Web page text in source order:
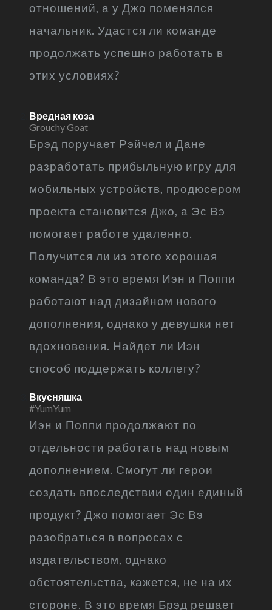
отношений, а у Джо поменялся
начальник. Удастся ли команде
продолжать успешно работать в
этих условиях?
Вредная коза
Grouchy Goat
Брэд поручает Рэйчел и Дане
разработать прибыльную игру для
мобильных устройств, продюсером
проекта становится Джо, а Эс Вэ
помогает работе удаленно.
Получится ли из этого хорошая
команда? В это время Иэн и Поппи
работают над дизайном нового
дополнения, однако у девушки нет
вдохновения. Найдет ли Иэн
способ поддержать коллегу?
Вкусняшка
#YumYum
Иэн и Поппи продолжают по
отдельности работать над новым
дополнением. Смогут ли герои
создать впоследствии один единый
продукт? Джо помогает Эс Вэ
разобраться в вопросах с
издательством, однако
обстоятельства, кажется, не на их
стороне. В это время Брэд решает